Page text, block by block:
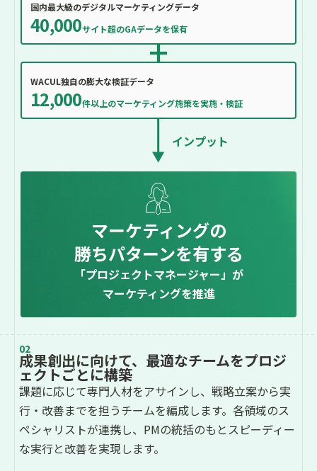
国内最大級のデジタルマーケティングデータ
40,000サイト超のGAデータを保有
WACUL独自の膨大な検証データ
12,000件以上のマーケティング施策を実施・検証
インプット
マーケティングの
勝ちパターンを有する
「プロジェクトマネージャー」が
マーケティングを推進
02
成果創出に向けて、 最適なチームをプロジ
ェクトごとに構築
課題に応じて専門人材をアサインし、戦略立案から実
行・改善までを担うチームを編成します。各領域のス
ペシャリストが連携し、PMの統括のもとスピーディー
な実行と改善を実現します。